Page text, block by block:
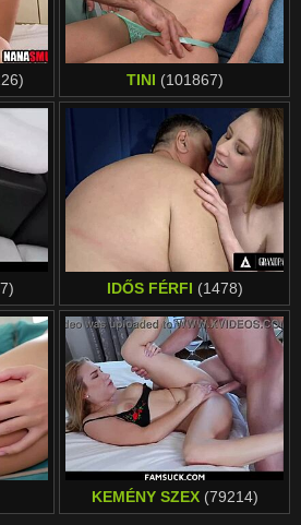
TINI (101867)
IDŐS FÉRFI (1478)
KEMÉNY SZEX (79214)